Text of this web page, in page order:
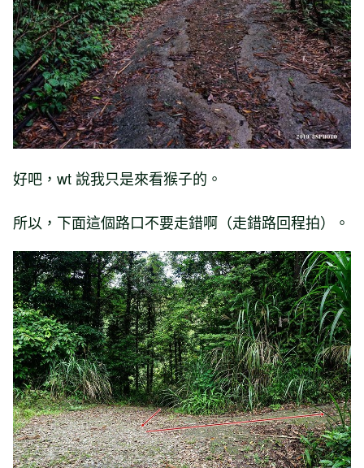
好吧，wt 說我只是來看猴子的。
所以，下面這個路口不要走錯啊（走錯路回程拍）。